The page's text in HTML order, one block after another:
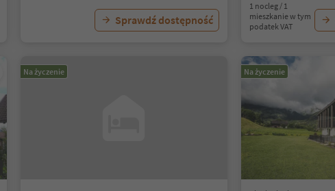
Sprawdź dostępność
1 nocleg / 1
mieszkanie w tym
podatek VAT
Na życzenie Na życzenie